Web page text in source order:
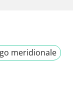
meridionale